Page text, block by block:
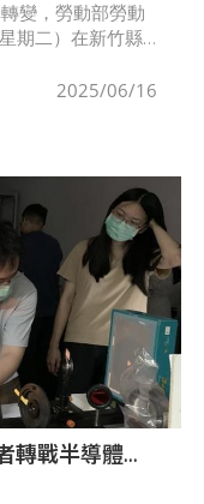
變，勞動部勞動
期二）在新竹縣
瓶頸」為主題，
2025/06/16
戰半導體成